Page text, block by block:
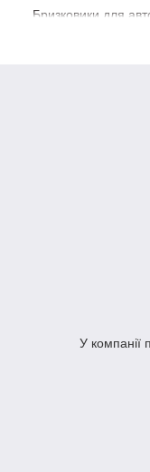
Бризковики для
мають високу
У компанії